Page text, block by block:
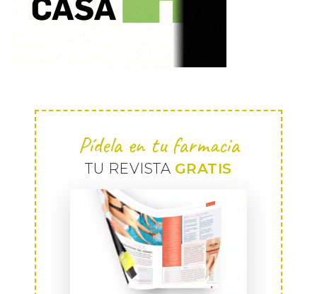
Pídela en tu farmacia
TU REVISTA GRATIS